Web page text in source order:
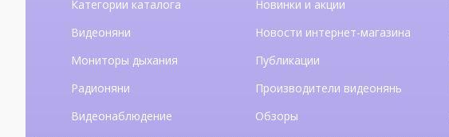
Категории каталога
Видеоняни
Мониторы дыхания
Радионяни
Видеонаблюдение
Новинки и акции
Новости интернет-магазина
Публикации
Производители видеонянь
Обзоры